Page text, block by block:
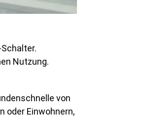
Nutzung.
von
oder Einwohnern,